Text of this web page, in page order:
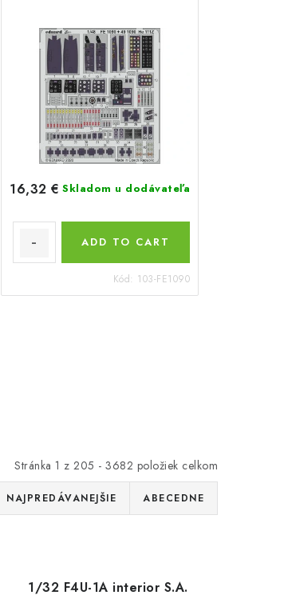
16,32 € Skladom u dodávateľa
ADD TO CART
Kód: 103-FE1090
Stránka 1 z 205 - 3682 položiek celkom
NAJPREDÁVANEJŠIE ABECEDNE
1/32 F4U-1A interior S.A.